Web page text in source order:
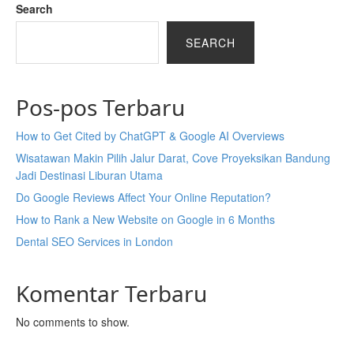
Search
SEARCH
Pos-pos Terbaru
How to Get Cited by ChatGPT & Google AI Overviews
Wisatawan Makin Pilih Jalur Darat, Cove Proyeksikan Bandung
Jadi Destinasi Liburan Utama
Do Google Reviews Affect Your Online Reputation?
How to Rank a New Website on Google in 6 Months
Dental SEO Services in London
Komentar Terbaru
No comments to show.